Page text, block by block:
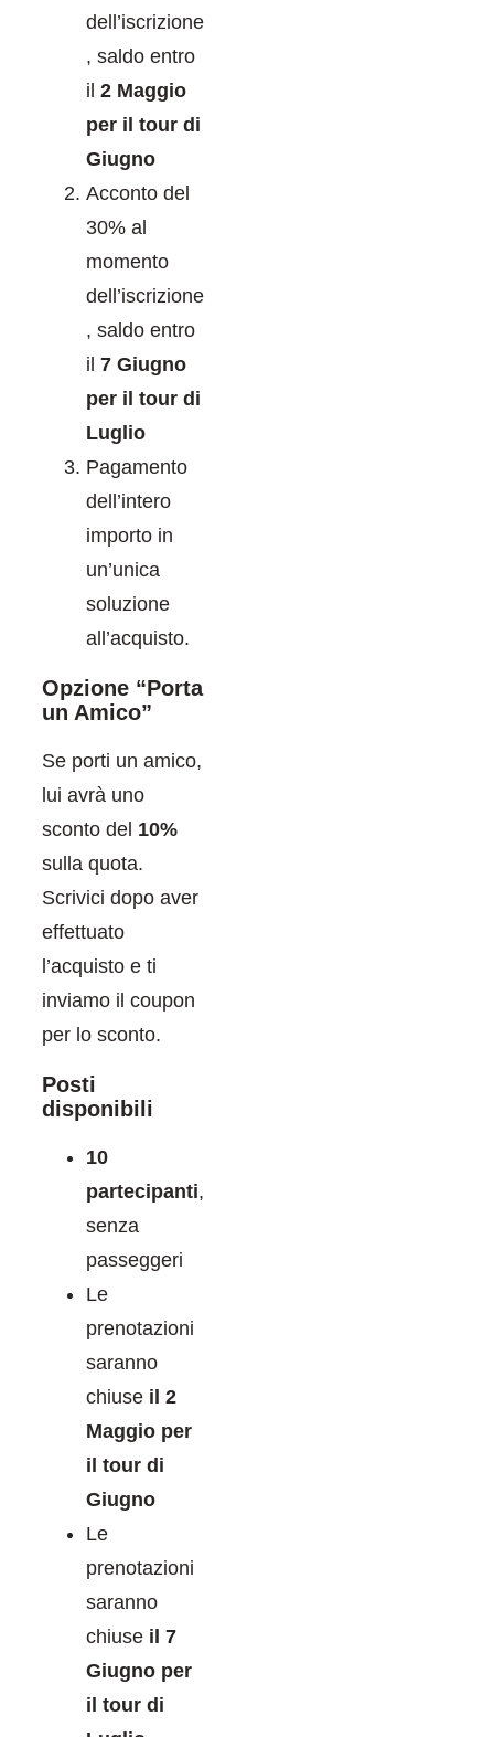
dell’iscrizione
, saldo entro
il 2 Maggio
per il tour di
Giugno
Acconto del
30% al
momento
dell’iscrizione
, saldo entro
il 7 Giugno
per il tour di
Luglio
Pagamento
dell’intero
importo in
un’unica
soluzione
all’acquisto.
Opzione “Porta
un Amico”
Se porti un amico,
lui avrà uno
sconto del 10%
sulla quota.
Scrivici dopo aver
effettuato
l’acquisto e ti
inviamo il coupon
per lo sconto.
Posti
disponibili
10
partecipanti,
senza
passeggeri
Le
prenotazioni
saranno
chiuse il 2
Maggio per
il tour di
Giugno
Le
prenotazioni
saranno
chiuse il 7
Giugno per
il tour di